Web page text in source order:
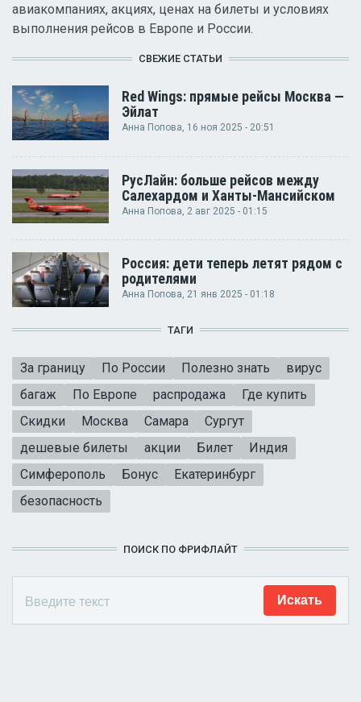
авиакомпаниях, акциях, ценах на билеты и условиях
выполнения рейсов в Европе и России.
СВЕЖИЕ СТАТЬИ
Red Wings: прямые рейсы Москва —
Эйлат
Анна Попова, 16 ноя 2025 - 20:51
РусЛайн: больше рейсов между
Салехардом и Ханты-Мансийском
Анна Попова , 2 авг 2025 - 01:15
Россия: дети теперь летят рядом с
родителями
Анна Попова, 21 янв 2025 - 01:18
ТАГИ
За границу По России Полезно знать
вирус
багаж
По Европе распродажа
Где купить
Скидки
Москва Самара
Сургут
дешевые билеты
акции Билет
Индия
Симферополь
Бонус
Екатеринбург
безопасность
ПОИСК ПО ФРИФЛАЙТ